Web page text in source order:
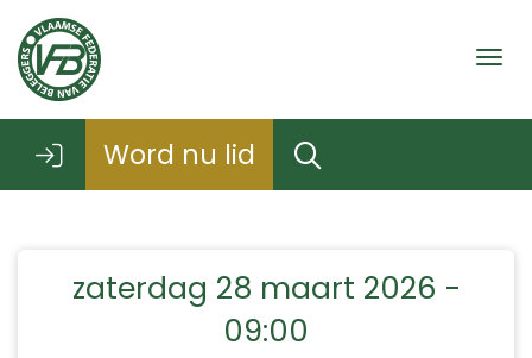
Word nu lid
zaterdag 28 maart 2026 -
09:00